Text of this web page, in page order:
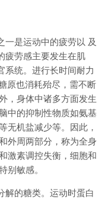
一是运动中的疲劳以 及
疲劳感主要发生在肌
系统。进行长时间耐力
原也消耗殆尽，需不断
，身体中诸多方面发生
中的抑制性物质如氨基
无机盐减少等。因此，
外周两部分，称为全身
激素调控失衡，细胞和
别敏感。
解的糖类。运动时蛋白